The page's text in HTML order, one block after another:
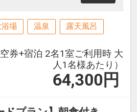
浴場 温泉 露天風呂
空券+宿泊 2名1室ご利用時 大
人1名様あたり）
64,300 円